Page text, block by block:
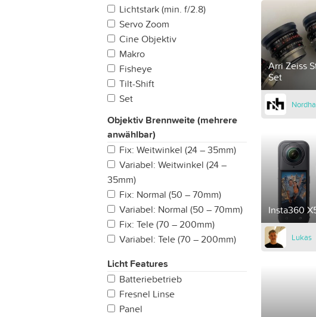
Lichtstark (min. f/2.8)
Servo Zoom
Cine Objektiv
Makro
Fisheye
Tilt-Shift
Set
Objektiv Brennweite (mehrere
anwählbar)
Fix: Weitwinkel (24 – 35mm)
Variabel: Weitwinkel (24 –
35mm)
Fix: Normal (50 – 70mm)
Variabel: Normal (50 – 70mm)
Fix: Tele (70 – 200mm)
Variabel: Tele (70 – 200mm)
Fisheye (bis 14mm)
Fix: Ultra Weitwinkel (14 –
24mm)
Variabel: Ultra Weitwinkel (14 –
Licht Features
Batteriebetrieb
Fresnel Linse
Panel
Arri Zeiss
Set
Insta360
Lukas